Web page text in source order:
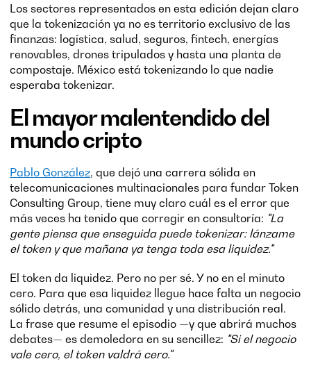
Los sectores representados en esta edición dejan claro
que la tokenización ya no es territorio exclusivo de las
finanzas: logística, salud, seguros, fintech, energías
renovables, drones tripulados y hasta una planta de
compostaje. México está tokenizando lo que nadie
esperaba tokenizar.
El mayor malentendido del
mundo cripto
Pablo González, que dejó una carrera sólida en
telecomunicaciones multinacionales para fundar Token
Consulting Group, tiene muy claro cuál es el error que
más veces ha tenido que corregir en consultoría: "La
gente piensa que enseguida puede tokenizar: lánzame
el token y que mañana ya tenga toda esa liquidez."
El token da liquidez. Pero no per sé. Y no en el minuto
cero. Para que esa liquidez llegue hace falta un negocio
sólido detrás, una comunidad y una distribución real.
La frase que resume el episodio —y que abrirá muchos
debates— es demoledora en su sencillez: "Si el negocio
vale cero, el token valdrá cero."